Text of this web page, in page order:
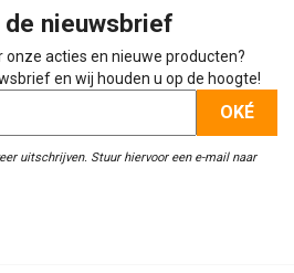
nieuwsbrief
acties en nieuwe producten?
en wij houden u op de hoogte!
uitschrijven. Stuur hiervoor een e-mail naar